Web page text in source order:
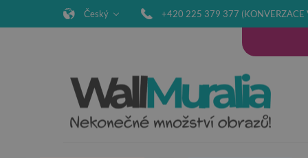
Český +420 225 379 377 (KONVERZACE